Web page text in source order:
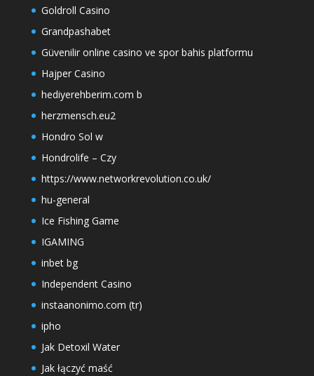
Goldroll Casino
Grandpashabet
Güvenilir online casino ve spor bahis platformu
Hajper Casino
hediyerehberim.com b
herzmensch.eu2
Hondro Sol w
Hondrolife – Czy
https://www.networkrevolution.co.uk/
hu-general
Ice Fishing Game
IGAMING
inbet bg
Independent Casino
instaanonimo.com (tr)
ipho
Jak Detoxil Water
Jak łączyć maść